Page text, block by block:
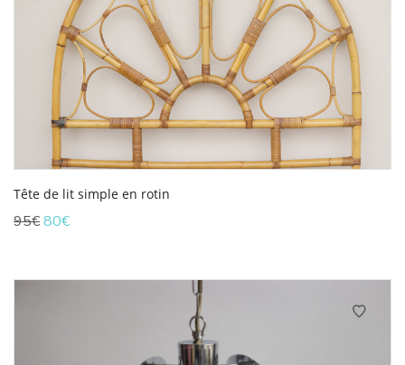
Tête de lit simple en rotin
95€Le
était :
80€Le
est :